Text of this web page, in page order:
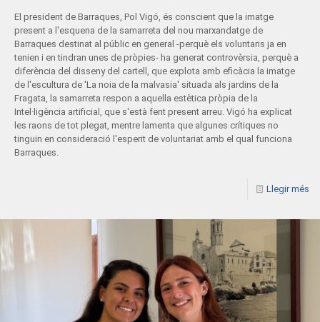
El president de Barraques, Pol Vigó, és conscient que la imatge
present a l'esquena de la samarreta del nou marxandatge de
Barraques destinat al públic en general -perquè els voluntaris ja en
tenien i en tindran unes de pròpies- ha generat controvèrsia, perquè a
diferència del disseny del cartell, que explota amb eficàcia la imatge
de l'escultura de 'La noia de la malvasia' situada als jardins de la
Fragata, la samarreta respon a aquella estètica pròpia de la
Intel·ligència artificial, que s'està fent present arreu. Vigó ha explicat
les raons de tot plegat, mentre lamenta que algunes crítiques no
tinguin en consideració l'esperit de voluntariat amb el qual funciona
Barraques.
Llegir més